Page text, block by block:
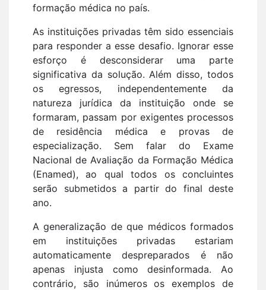
formação médica no país.
As instituições privadas têm sido essenciais
para responder a esse desafio. Ignorar esse
esforço é desconsiderar uma parte
significativa da solução. Além disso, todos
os egressos, independentemente da
natureza jurídica da instituição onde se
formaram, passam por exigentes processos
de residência médica e provas de
especialização. Sem falar do Exame
Nacional de Avaliação da Formação Médica
(Enamed), ao qual todos os concluintes
serão submetidos a partir do final deste
ano.
A generalização de que médicos formados
em instituições privadas estariam
automaticamente despreparados é não
apenas injusta como desinformada. Ao
contrário, são inúmeros os exemplos de